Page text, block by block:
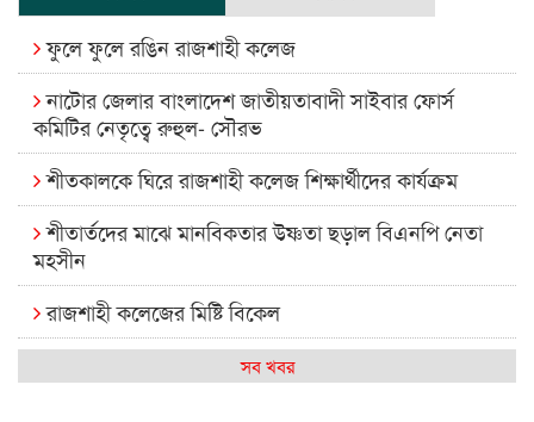
ফুলে ফুলে রঙিন রাজশাহী কলেজ
নাটোর জেলার বাংলাদেশ জাতীয়তাবাদী সাইবার ফোর্স
কমিটির নেতৃত্বে রুহুল- সৌরভ
শীতকালকে ঘিরে রাজশাহী কলেজ শিক্ষার্থীদের কার্যক্রম
শীতার্তদের মাঝে মানবিকতার উষ্ণতা ছড়াল বিএনপি নেতা
মহসীন
রাজশাহী কলেজের মিষ্টি বিকেল
কেমন আছে আমাদের দেশের মধ্যবিত্তরা
সব খবর